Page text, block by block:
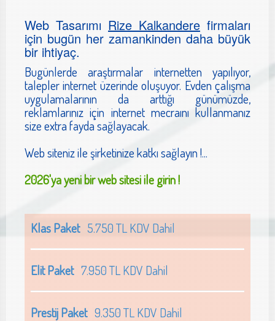
Web TasarımıRize Kalkanderefirmaları
için bugün her zamankinden daha büyük
bir ihtiyaç.
Bugünlerde araştırmalar internetten yapılıyor,
talepler internet üzerinde oluşuyor. Evden çalışma
uygulamalarının da arttığı günümüzde,
reklamlarınız için internet mecraını kullanmanız
size extra fayda sağlayacak.
Web siteniz ile şirketinize katkı sağlayın !...
2026'ya yeni bir web sitesi ile girin !
Klas Paket5.750 TL KDV Dahil
Elit Paket7.950 TL KDV Dahil
Prestij Paket9.350 TL KDV Dahil